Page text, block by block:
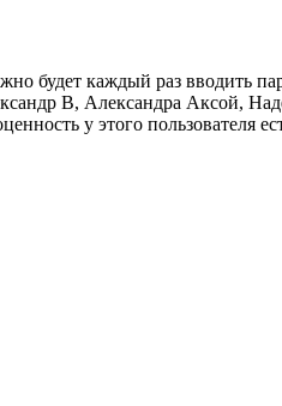
будет каждый раз вводить
В, Александра Аксой,
у этого пользователя